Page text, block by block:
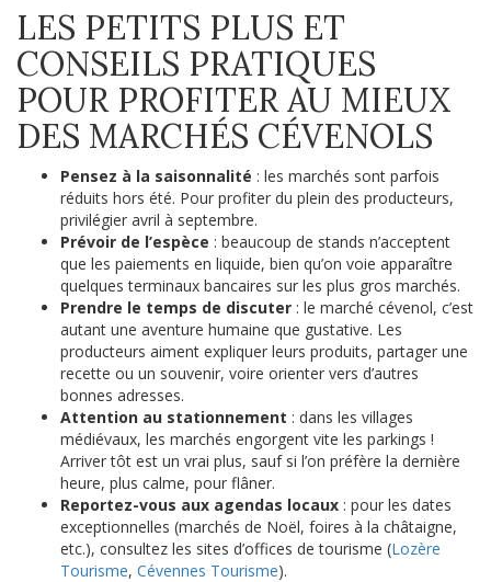
LES PETITS PLUS ET
CONSEILS PRATIQUES
POUR PROFITER AU MIEUX
DES MARCHÉS CÉVENOLS
Pensez à la saisonnalité : les marchés sont parfois
réduits hors été. Pour profiter du plein des producteurs,
privilégier avril à septembre.
Prévoir de l’espèce : beaucoup de stands n’acceptent
que les paiements en liquide, bien qu’on voie apparaître
quelques terminaux bancaires sur les plus gros marchés.
Prendre le temps de discuter : le marché cévenol, c’est
autant une aventure humaine que gustative. Les
producteurs aiment expliquer leurs produits, partager une
recette ou un souvenir, voire orienter vers d’autres
bonnes adresses.
Attention au stationnement : dans les villages
médiévaux, les marchés engorgent vite les parkings !
Arriver tôt est un vrai plus, sauf si l’on préfère la dernière
heure, plus calme, pour flâner.
Reportez-vous aux agendas locaux : pour les dates
exceptionnelles (marchés de Noël, foires à la châtaigne,
etc.), consultez les sites d’offices de tourisme (Lozère
Tourisme, Cévennes Tourisme).